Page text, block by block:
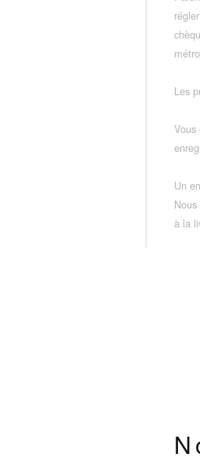
Les
Vous
Un
à la